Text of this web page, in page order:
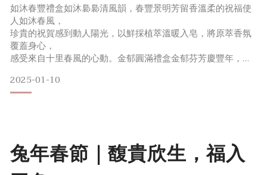
如沐春豐禮盒如沐裊裊清風韻，春豐景明芳留香溫柔的祝福使
人如沐春風，
珍貴的祝賀感到動人陽光，以鮮採植萃溫暖入皂，將原萃香氛
覆蓋身心，
感受來自十里春風的心動。金郁圓滿禮盒金郁芬芳慶豐年，圓
準備滿滿財氣迎接春豐年。沐浴萃取所蘊含珍貴自然之財，
將祝福心意圓滿在心。龍光煥發皂如意紋路般柔順線條勾勒精
2025-01-10
兔年春節｜馥貴欣生，福入